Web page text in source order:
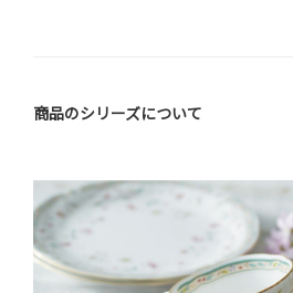
商品のシリーズについて